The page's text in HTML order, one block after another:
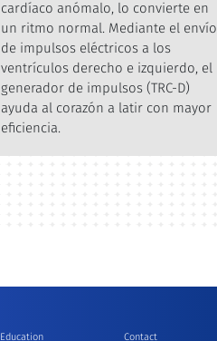
cardíaco anómalo, lo convierte en
un ritmo normal. Mediante el envío
de impulsos eléctricos a los
ventrículos derecho e izquierdo, el
generador de impulsos (TRC-D)
ayuda al corazón a latir con mayor
eficiencia.
Education Contact